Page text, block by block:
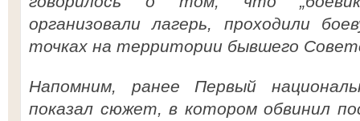
организовали лагерь, проходили
точках на территории бывшего
Напомним, ранее Первый
показал сюжет, в котором обвинил